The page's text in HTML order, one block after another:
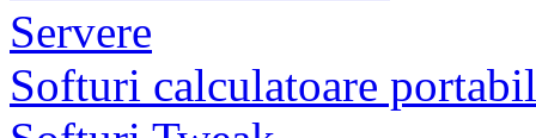
Servere
Softuri calculatoare